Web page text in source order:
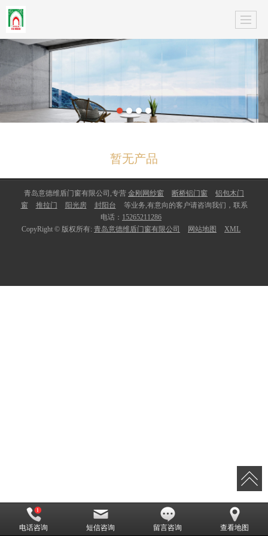
暂无产品
青岛意德维盾门窗有限公司,专营 金刚网纱窗 断桥铝门窗
铝包木门
窗
推拉门 阳光房 封阳台
等业务,有意向的客户请咨询我们，联系
电话： 15265211286
CopyRight © 版权所有: 青岛意德维盾门窗有限公司 网站地图 XML
电话咨询 短信咨询 留言咨询 查看地图